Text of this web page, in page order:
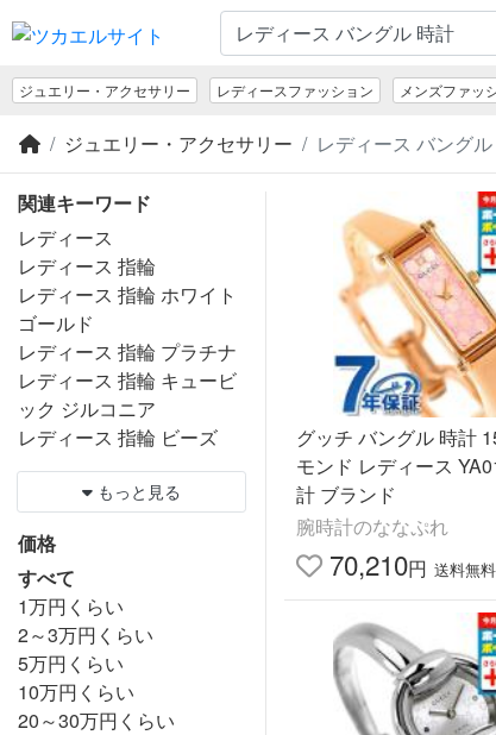
ジュエリー・アクセサリー レディースファッション メンズファッ
ジュエリー・アクセサリー レディース バング
関連キーワード
レディース
レディース 指輪
レディース 指輪 ホワイト
ゴールド
レディース 指輪 プラチナ
レディース 指輪 キュービ
ック ジルコニア
レディース 指輪 ビーズ
もっと見る
価格
すべて
1万円くらい
2～3万円くらい
5万円くらい
10万円くらい
20～30万円くらい
グッチ バングル 時計
モンド レディース
計 ブランド
腕時計のななぷれ
70,210円 送料無料